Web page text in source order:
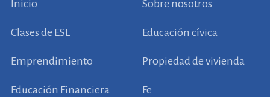
Inicio Sobre nosotros
Clases de ESL Educación cívica
Emprendimiento Propiedad de vivienda
Educación Financiera Fe